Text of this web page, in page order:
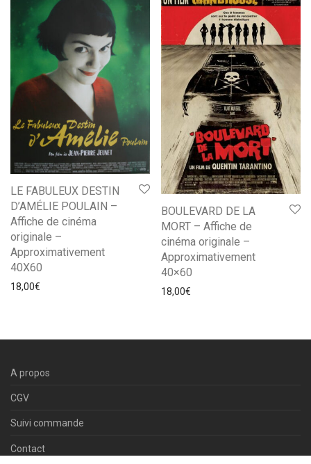
LE FABULEUX DESTIN
D’AMÉLIE POULAIN –
Affiche de cinéma
originale –
Approximativement
40X60
18,00€
BOULEVARD DE LA
MORT – Affiche de
cinéma originale –
Approximativement
40×60
18,00€
A propos
CGV
Suivi commande
Contact